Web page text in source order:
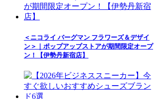
＜ニコライ バーグマン フラワーズ＆デザイ
ン＞｜ポップアップストアが期間限定オープ
ン！【伊勢丹新宿店】